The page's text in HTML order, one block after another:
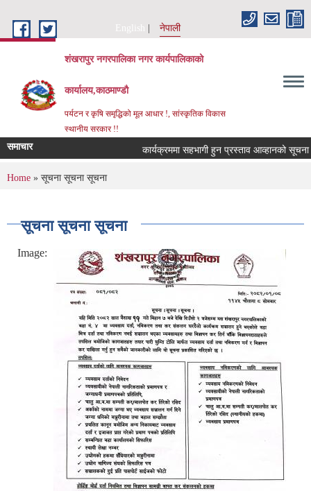
English
नेपाली
शंखरापुर नगरपालिका नगर कार्यपालिकाको
कार्यालय,काठमाण्डौ
पर्यटन र कृषि समृद्धिको मूल आधार !, सांस्कृतिक विकास
स्थानीय सरकार !!
समाचार कार्यक्रममा सहभागी हुन प्रस्ताव आव्हानको सूचना।
You are here
Home » सूचना सूचना सूचना
सूचना सूचना सूचना
Image: